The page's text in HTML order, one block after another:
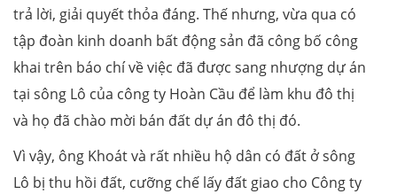
trả lời, giải quyết thỏa đáng. Thế nhưng, vừa qua có
tập đoàn kinh doanh bất động sản đã công bố công
khai trên báo chí về việc đã được sang nhượng dự án
tại sông Lô của công ty Hoàn Cầu để làm khu đô thị
và họ đã chào mời bán đất dự án đô thị đó.
Vì vậy, ông Khoát và rất nhiều hộ dân có đất ở sông
Lô bị thu hồi đất, cưỡng chế lấy đất giao cho Công ty